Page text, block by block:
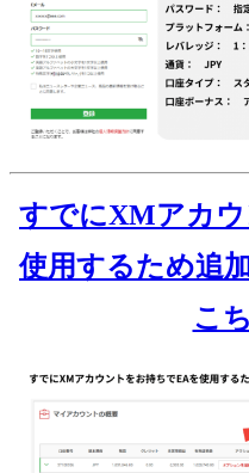
すでにXMアカ
使用するため追
こ